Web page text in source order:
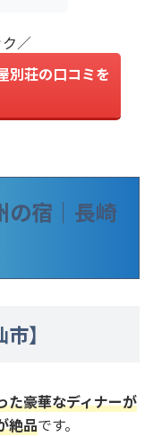
／
荘の口コミを
の宿｜長崎
】
た豪華なディナーが
絶品です。